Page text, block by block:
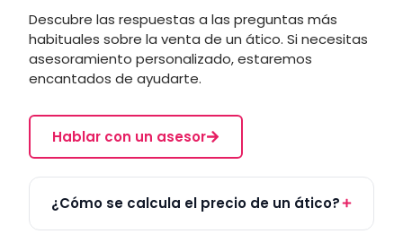
Descubre las respuestas a las preguntas más
habituales sobre la venta de un ático. Si necesitas
asesoramiento personalizado, estaremos
encantados de ayudarte.
Hablar con un asesor
¿Cómo se calcula el precio de un ático?